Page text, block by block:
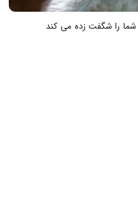
27 عکس از جذابترین بازیگران مرد کره ای که دل را میربایند